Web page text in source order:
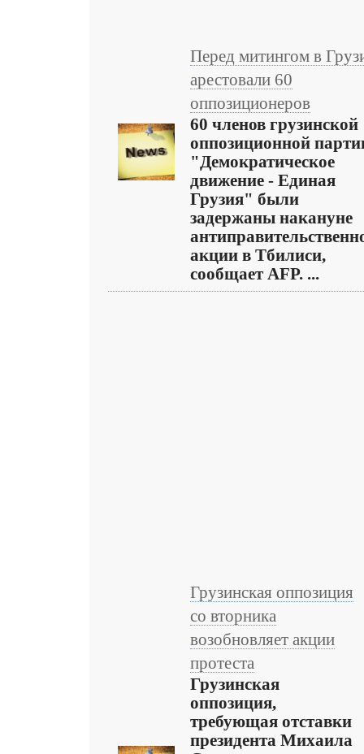
Перед митингом в
арестовали 60
оппозиционеров
60 членов грузинской
оппозиционной
"Демократическое
движение - Единая
Грузия" были
задержаны накануне
акции в Тбилиси,
сообщает AFP. ...
Грузинская оппозиция
со вторника
возобновляет акции
протеста
Грузинская
оппозиция,
требующая отставки
президента Михаила